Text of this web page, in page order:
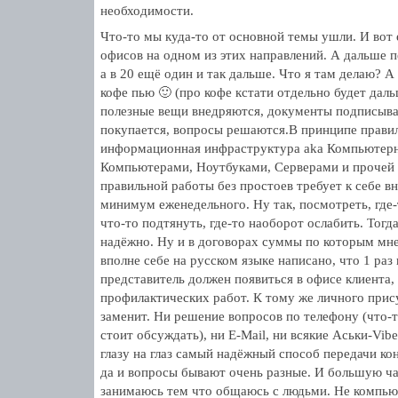
необходимости.
Что-то мы куда-то от основной темы ушли. И вот
офисов на одном из этих направлений. А дальше
а в 20 ещё один и так дальше. Что я там делаю?
кофе пью 🙂 (про кофе кстати отдельно будет
полезные вещи внедряются, документы
покупается, вопросы решаются.В принципе
информационная инфраструктура aka
Компьютерами, Ноутбуками, Серверами и прочей
правильной работы без простоев требует к себе
минимум еженедельного. Ну так, посмотреть,
что-то подтянуть, где-то наоборот ослабить.
надёжно. Ну и в договорах суммы по которым
вполне себе на русском языке написано, что 1
представитель должен появиться в офисе
профилактических работ. К тому же личного
заменит. Ни решение вопросов по телефону
стоит обсуждать), ни E-Mail, ни всякие Аськи-
глазу на глаз самый надёжный способ передачи
да и вопросы бывают очень разные. И большую
занимаюсь тем что общаюсь с людьми. Не